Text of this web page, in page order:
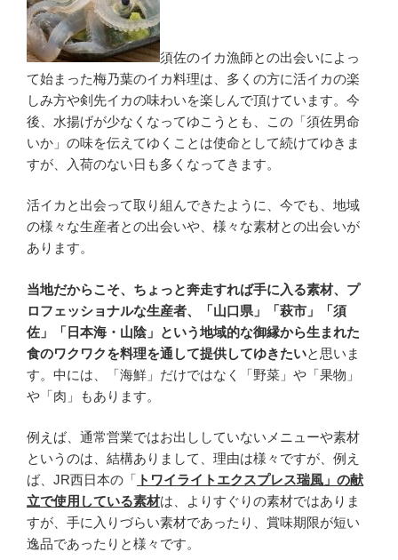
須佐のイカ漁師との出会いによっ
て始まった梅乃葉のイカ料理は、多くの方に活イカの楽
しみ方や剣先イカの味わいを楽しんで頂けています。今
後、水揚げが少なくなってゆこうとも、この「須佐男命
いか」の味を伝えてゆくことは使命として続けてゆきま
すが、入荷のない日も多くなってきます。
活イカと出会って取り組んできたように、今でも、地域
の様々な生産者との出会いや、様々な素材との出会いが
あります。
当地だからこそ、ちょっと奔走すれば手に入る素材、プ
ロフェッショナルな生産者、「山口県」「萩市」「須
佐」「日本海・山陰」という地域的な御縁から生まれた
食のワクワクを料理を通して提供してゆきたいと思いま
す。中には、「海鮮」だけではなく「野菜」や「果物」
や「肉」もあります。
例えば、通常営業ではお出ししていないメニューや素材
というのは、結構ありまして、理由は様々ですが、例え
ば、JR西日本の「 トワイライトエクスプレス瑞風」の献
立で使用している素材は、よりすぐりの素材ではありま
すが、手に入りづらい素材であったり、賞味期限が短い
逸品であったりと様々です。